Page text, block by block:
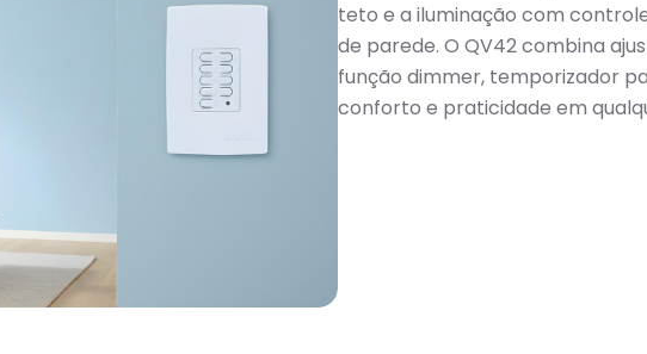
teto e a iluminação com
de parede. O QV42 combina
função dimmer, temporizador
conforto e praticidade em